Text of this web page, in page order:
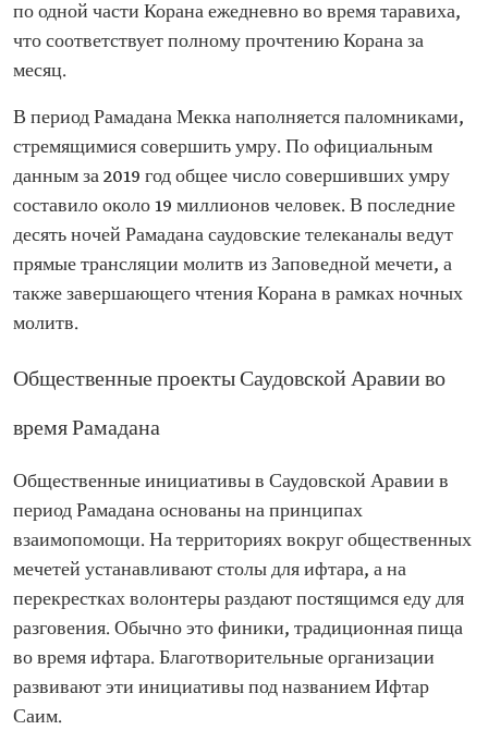
по одной части Корана ежедневно во время таравиха,
что соответствует полному прочтению Корана за
месяц.
В период Рамадана Мекка наполняется паломниками,
стремящимися совершить умру. По официальным
данным за 2019 год общее число совершивших умру
составило около 19 миллионов человек. В последние
десять ночей Рамадана саудовские телеканалы ведут
прямые трансляции молитв из Заповедной мечети, а
также завершающего чтения Корана в рамках ночных
молитв.
Общественные проекты Саудовской Аравии во
время Рамадана
Общественные инициативы в Саудовской Аравии в
период Рамадана основаны на принципах
взаимопомощи. На территориях вокруг общественных
мечетей устанавливают столы для ифтара, а на
перекрестках волонтеры раздают постящимся еду для
разговения. Обычно это финики, традиционная пища
во время ифтара. Благотворительные организации
развивают эти инициативы под названием Ифтар
Саим.